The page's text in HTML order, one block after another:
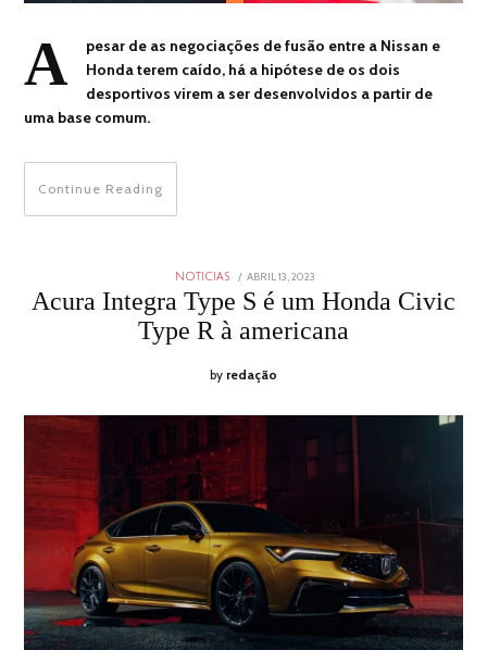
A
pesar de as negociações de fusão entre a Nissan e
Honda terem caído, há a hipótese de os dois
desportivos virem a ser desenvolvidos a partir de
uma base comum.
Continue Reading
NOTICIAS
POSTED
ON
ABRIL 13, 2023
13,
2023
Acura Integra Type S é um Honda Civic
Type R à americana
by redação